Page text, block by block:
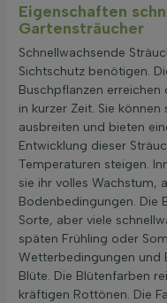
Eigenschaften
Gartensträucher
Schnellwachsende
Sichtschutz benötigen.
Buschpflanzen
in kurzer Zeit. Sie
ausbreiten und bieten
Entwicklung dieser
Temperaturen steigen.
sie ihr volles Wachstum,
Bodenbedingungen. Die
Sorte, aber viele
späten Frühling oder
Wetterbedingungen und
Blüte. Die Blütenfarben
kräftigen Rottönen. Die